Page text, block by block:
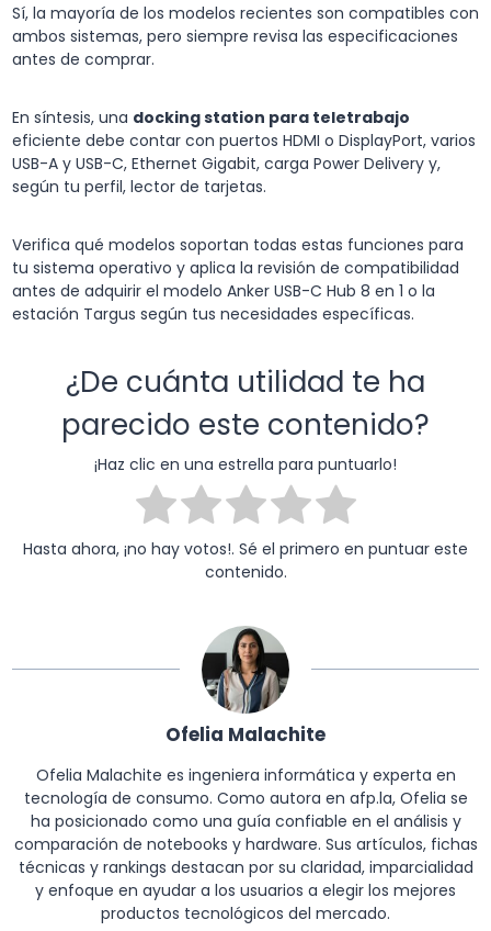
Sí, la mayoría de los modelos recientes son compatibles con
ambos sistemas, pero siempre revisa las especificaciones
antes de comprar.
En síntesis, una docking station para teletrabajo
eficiente debe contar con puertos HDMI o DisplayPort, varios
USB-A y USB-C, Ethernet Gigabit, carga Power Delivery y,
según tu perfil, lector de tarjetas.
Verifica qué modelos soportan todas estas funciones para
tu sistema operativo y aplica la revisión de compatibilidad
antes de adquirir el modelo Anker USB-C Hub 8 en 1 o la
estación Targus según tus necesidades específicas.
¿De cuánta utilidad te ha
parecido este contenido?
¡Haz clic en una estrella para puntuarlo!
Hasta ahora, ¡no hay votos!. Sé el primero en puntuar este
contenido.
Ofelia Malachite
Ofelia Malachite es ingeniera informática y experta en
tecnología de consumo. Como autora en afp.la, Ofelia se
ha posicionado como una guía confiable en el análisis y
comparación de notebooks y hardware. Sus artículos, fichas
técnicas y rankings destacan por su claridad, imparcialidad
y enfoque en ayudar a los usuarios a elegir los mejores
productos tecnológicos del mercado.